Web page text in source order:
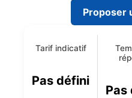
Proposer
Tarif indicatif
Pas défini
Pas